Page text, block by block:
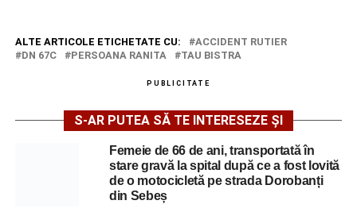
ALTE ARTICOLE ETICHETATE CU:
ACCIDENT RUTIER
DN 67C
PERSOANA RANITA TAU BISTRA
PUBLICITATE
S-AR PUTEA SĂ TE INTERESEZE ȘI
Femeie de 66 de ani, transportată în
stare gravă la spital după ce a fost lovită
de o motocicletă pe strada Dorobanți
din Sebeș